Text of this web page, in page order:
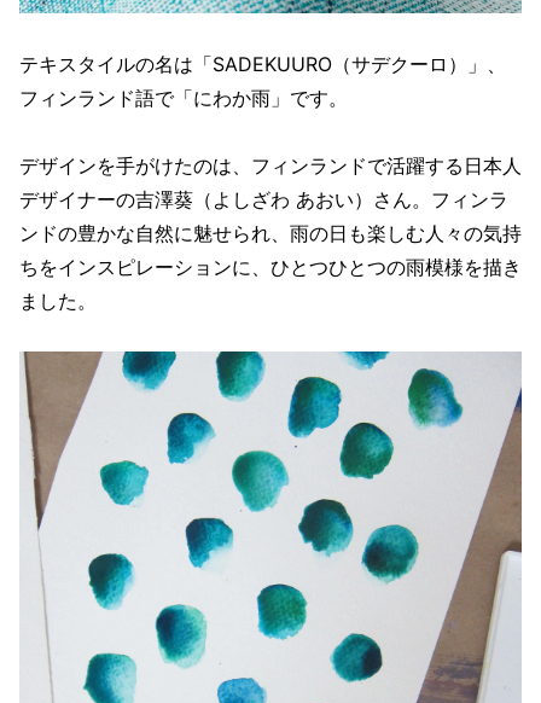
テキスタイルの名は「SADEKUURO（サデクーロ）」、
フィンランド語で「にわか雨」です。
デザインを手がけたのは、フィンランドで活躍する日本人
デザイナーの吉澤葵（よしざわ あおい）さん。フィンラ
ンドの豊かな自然に魅せられ、雨の日も楽しむ人々の気持
ちをインスピレーションに、ひとつひとつの雨模様を描き
ました。